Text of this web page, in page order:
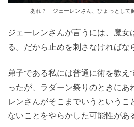
あれ？ ジェーレンさん、ひょっとして
ジェーレンさんが言うには、魔女
る。だから止めを刺さなければな
弟子である私には普通に術を教え
ったが、ラダーン祭りのときにあ
レンさんがそこまでいうというこ
ないことをやらかした可能性があ